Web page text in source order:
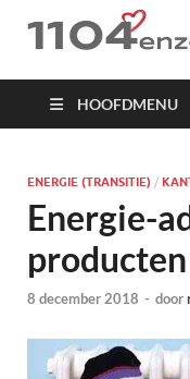
1104
HOOFDMENU
ENERGIE (TRANSITIE) /
Energie-
producten
8 december 2018 - door